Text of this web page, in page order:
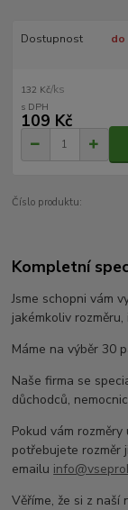
Dostupnost do
132 Kč/ks
109 Kč
Číslo produktu:
Kompletní
Jsme schopni vám
jakémkoliv
Máme na výběr 30
Naše firma se
důchodců,
Pokud vám
potřebujete rozměr
emailu
Věříme, že si z naší